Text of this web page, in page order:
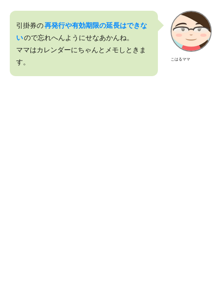
こはるママ
引掛券の再発行や有効期限の延長はできな
いので忘れへんようにせなあかんね。
ママはカレンダーにちゃんとメモしときま
す。